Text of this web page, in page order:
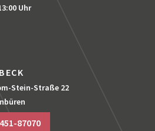
Uhr
Stein-Straße 22
87070